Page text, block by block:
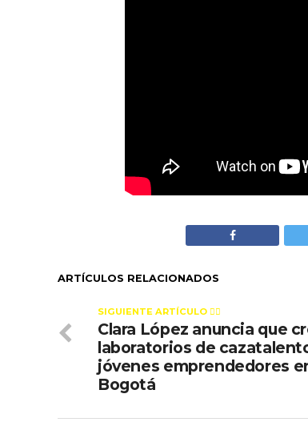
ARTÍCULOS RELACIONADOS
SIGUIENTE ARTÍCULO 👈🏻
Clara López anuncia que
laboratorios de
jóvenes emprendedores
Bogotá